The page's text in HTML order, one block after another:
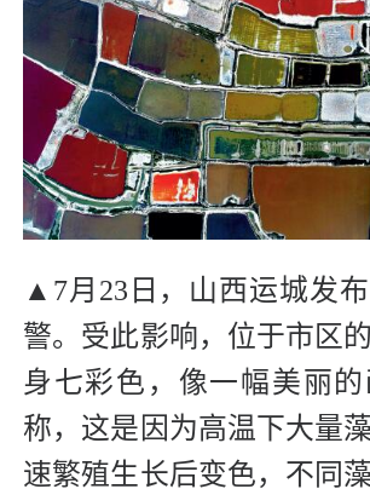
▲7月23日，山西运城发
警。受此影响，位于市区
身七彩色，像一幅美丽
称，这是因为高温下大量
速繁殖生长后变色，不同